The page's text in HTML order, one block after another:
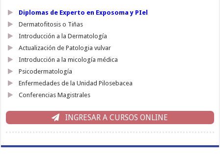
Diplomas de Experto en Exposoma y PIel
Dermatofitosis o Tiñas
Introducción a la Dermatología
Actualización de Patologia vulvar
Introducción a la micología médica
Psicodermatología
Enfermedades de la Unidad Pilosebacea
Conferencias Magistrales
INGRESAR A CURSOS ONLINE